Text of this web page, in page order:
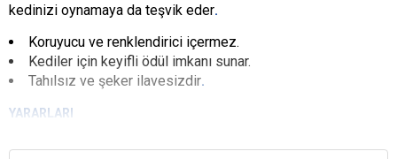
kedinizi oynamaya da teşvik eder.
Koruyucu ve renklendirici içermez.
Kediler için keyifli ödül imkanı sunar.
Tahılsız ve şeker ilavesizdir.
YARARLARI